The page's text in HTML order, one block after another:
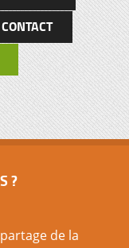
CONTACT
?
de la